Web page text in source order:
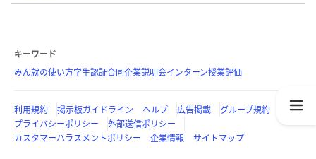
キーワード
みん就の使い方学生認証合同企業説明会インターン授業評価
利用規約 掲示板ガイドライン ヘルプ 広告掲載
グループ規約
プライバシーポリシー
外部送信ポリシー
カスタマーハラスメントポリシー
企業情報 サイトマップ